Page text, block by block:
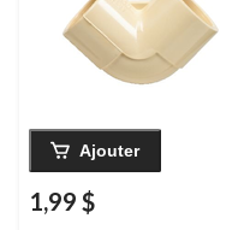
Ajouter
1,99 $